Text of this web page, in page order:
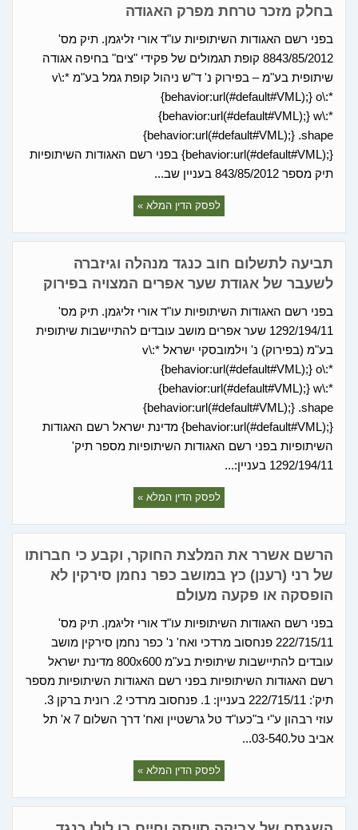
בחלק מזכר טרחת מפרק האגודה
בפני רשם האגודות השיתופיות עו"ד אורי זליגמן. תיק מס'
8843/85/2012 קופת תגמולים של פקידי "צים" בחיפה אגודה
שיתופית בע"מ – בפירוק נ' ד"ש ניהול קופת גמל בע"מ v\:*
{behavior:url(#default#VML);} o\:*
{behavior:url(#default#VML);} w\:*
{behavior:url(#default#VML);} .shape
{behavior:url(#default#VML);} בפני רשם האגודות השיתופיות
תיק מספר 843/85/2012 בעניין שב...
לפסק הדין המלא »
תביעה לתשלום חוב כנגד מנהלה וגיזברה
לשעבר של אגודת שער אפרים המצויה בפירוק
בפני רשם האגודות השיתופיות עו"ד אורי זליגמן. תיק מס'
1292/194/11 שער אפרים מושב עובדים להתיישבות שיתופית
בע"מ (בפירוק) נ' וילמובסקי ישראל v\:*
{behavior:url(#default#VML);} o\:*
{behavior:url(#default#VML);} w\:*
{behavior:url(#default#VML);} .shape
{behavior:url(#default#VML);} מדינת ישראל רשם האגודות
השיתופיות בפני רשם האגודות השיתופיות מספר תיק'
1292/194/11 בעניין:...
לפסק הדין המלא »
הרשם אשרר את המלצת החוקר, וקבע כי חברותו
של רני (רענן) כץ במושב כפר נחמן סירקין לא
הופסקה או פקעה מעולם
בפני רשם האגודות השיתופיות עו"ד אורי זליגמן. תיק מס'
222/715/11 פנחסוב מרדכי ואח' נ' כפר נחמן סירקין מושב
עובדים להתיישבות שיתופית בע"מ 800x600 מדינת ישראל
רשם האגודות השיתופיות בפני רשם האגודות השיתופיות מספר
תיק': 222/715/11 בעניין: 1. פנחסוב מרדכי 2. רונית ברקן 3.
עוזי רבהון ע"י ב"כעו"ד טל גרשטיין ואח' דרך השלום 7 א' תל
אביב טל.03-540...
לפסק הדין המלא »